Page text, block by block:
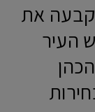
קבעה את
העיר